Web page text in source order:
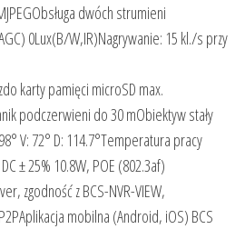
dwóch strumieni
0Lux(B/W,IR)Nagrywanie: 15 kl./s przy
karty pamięci microSD max.
podczerwieni do 30 mObiektyw stały
V: 72° D: 114.7°Temperatura pracy
± 25% 10.8W, POE (802.3af)
zgodność z BCS-NVR-VIEW,
mobilna (Android, iOS) BCS